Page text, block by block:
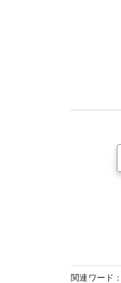
関連ワード：